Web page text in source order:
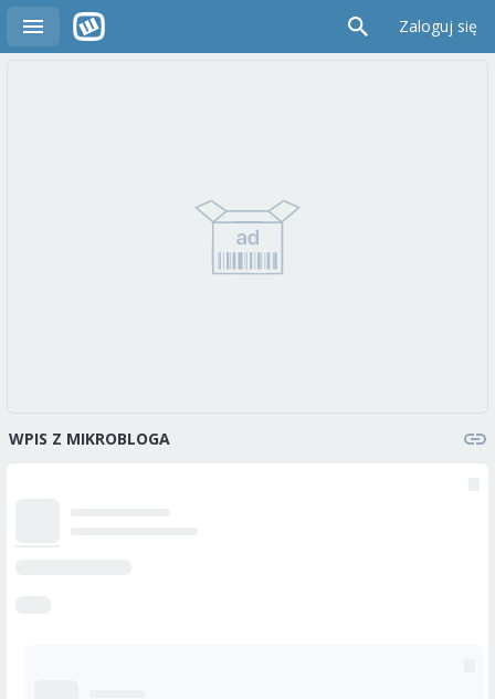
Zaloguj się
WPIS Z MIKROBLOGA